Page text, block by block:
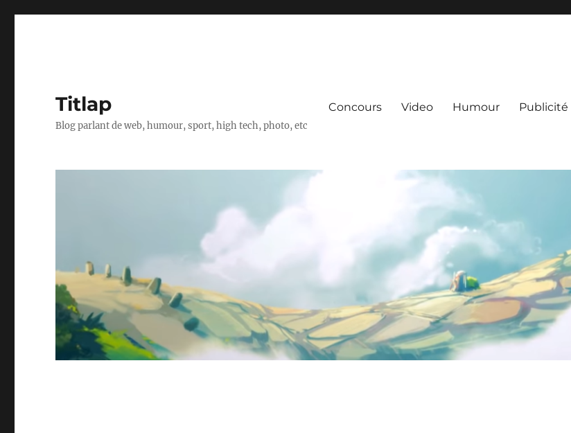
Titlap
Blog parlant de web, humour, sport, high tech, photo, etc
Concours Video Humour Publicité